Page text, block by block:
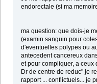
endorectale (si ma
ma question: que dois-je
(examin sanguin pour
d'eventuelles polypes ou
antecedent cancereux
et pour compliquer, a ceux
Dr de centre de reduc" je
rapport ... conflictuels... je